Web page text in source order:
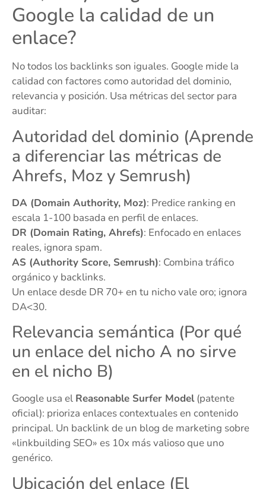
Google la calidad de un
enlace?
No todos los backlinks son iguales. Google mide la
calidad con factores como autoridad del dominio,
relevancia y posición. Usa métricas del sector para
auditar:
Autoridad del dominio (Aprende
a diferenciar las métricas de
Ahrefs, Moz y Semrush)
DA (Domain Authority, Moz): Predice ranking en
escala 1-100 basada en perfil de enlaces.
DR (Domain Rating, Ahrefs): Enfocado en enlaces
reales, ignora spam.
AS (Authority Score, Semrush): Combina tráfico
orgánico y backlinks.
Un enlace desde DR 70+ en tu nicho vale oro; ignora
DA<30.
Relevancia semántica (Por qué
un enlace del nicho A no sirve
en el nicho B)
Google usa el Reasonable Surfer Model(patente
oficial): prioriza enlaces contextuales en contenido
principal. Un backlink de un blog de marketing sobre
«linkbuilding SEO» es 10x más valioso que uno
genérico.
Ubicación del enlace (El